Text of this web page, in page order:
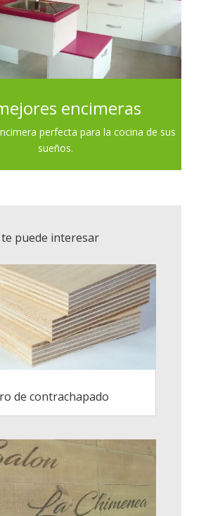
encimeras
perfecta para la cocina de sus
sueños.
puede interesar
de contrachapado